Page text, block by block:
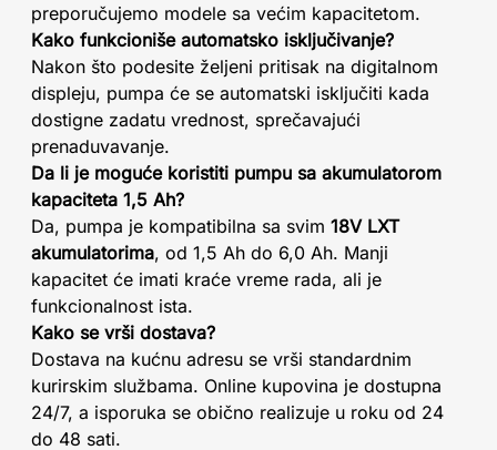
preporučujemo modele sa većim kapacitetom.
Kako funkcioniše automatsko isključivanje?
Nakon što podesite željeni pritisak na digitalnom
displeju, pumpa će se automatski isključiti kada
dostigne zadatu vrednost, sprečavajući
prenaduvavanje.
Da li je moguće koristiti pumpu sa akumulatorom
kapaciteta 1,5 Ah?
Da, pumpa je kompatibilna sa svim 18V LXT
akumulatorima, od 1,5 Ah do 6,0 Ah. Manji
kapacitet će imati kraće vreme rada, ali je
funkcionalnost ista.
Kako se vrši dostava?
Dostava na kućnu adresu se vrši standardnim
kurirskim službama. Online kupovina je dostupna
24/7, a isporuka se obično realizuje u roku od 24
do 48 sati.